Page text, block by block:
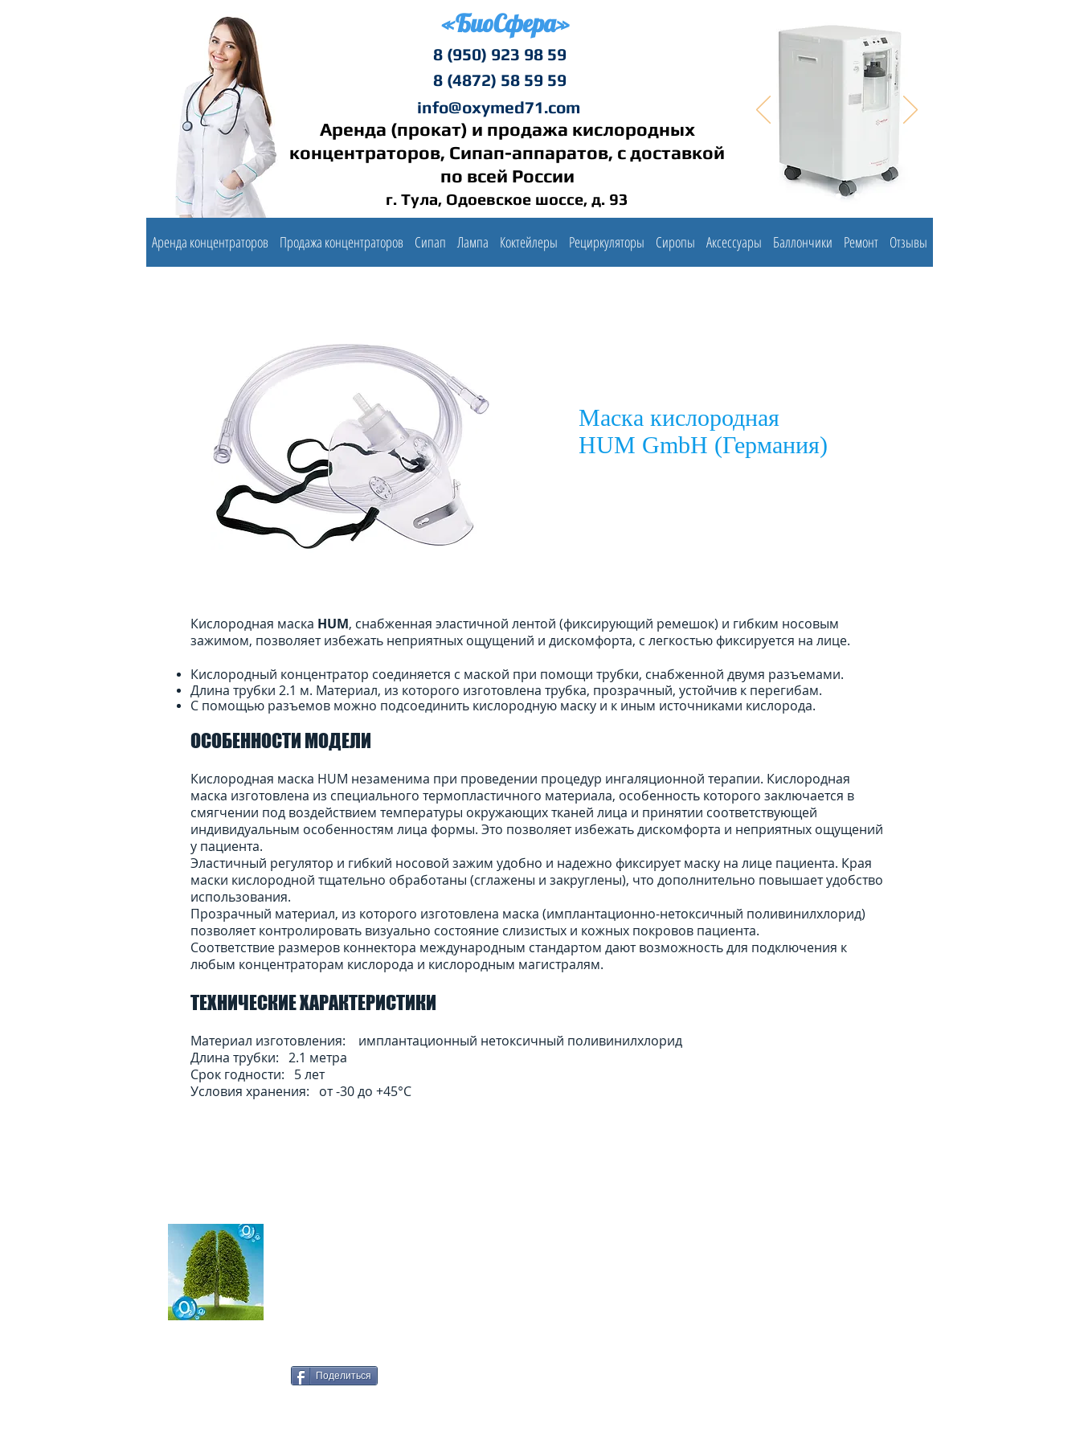
«БиоСфера»
8 (4872) 58 59 59
info@oxymed71.com
г. Тула, Одоевское шоссе, д. 93
Аренда (прокат) и продажа кислородных
концентраторов, Сипап-аппаратов, с доставкой
по всей России
8 (950) 923 98 59
Аренда концентраторов Продажа концентраторов Сипап Лампа Коктейлеры Рециркуляторы Сиропы Аксессуары Баллончики Ремонт Отзывы
Маска кислородная
HUM GmbH (Германия)
Кислородная маска HUM, снабженная эластичной лентой (фиксирующий ремешок) и гибким носовым
зажимом, позволяет избежать неприятных ощущений и дискомфорта, с легкостью фиксируется на лице.
Кислородный концентратор соединяется с маской при помощи трубки, снабженной двумя разъемами.
Длина трубки 2.1 м. Материал, из которого изготовлена трубка, прозрачный, устойчив к перегибам.
С помощью разъемов можно подсоединить кислородную маску и к иным источниками кислорода.
ОСОБЕННОСТИ МОДЕЛИ
Кислородная маска HUM незаменима при проведении процедур ингаляционной терапии. Кислородная
маска изготовлена из специального термопластичного материала, особенность которого заключается в
смягчении под воздействием температуры окружающих тканей лица и принятии соответствующей
индивидуальным особенностям лица формы. Это позволяет избежать дискомфорта и неприятных ощущений
у пациента.
Эластичный регулятор и гибкий носовой зажим удобно и надежно фиксирует маску на лице пациента. Края
маски кислородной тщательно обработаны (сглажены и закруглены), что дополнительно повышает удобство
использования.
Прозрачный материал, из которого изготовлена маска (имплантационно-нетоксичный поливинилхлорид)
позволяет контролировать визуально состояние слизистых и кожных покровов пациента.
Соответствие размеров коннектора международным стандартом дают возможность для подключения к
любым концентраторам кислорода и кислородным магистралям.
ТЕХНИЧЕСКИЕ ХАРАКТЕРИСТИКИ
Материал изготовления: имплантационный нетоксичный поливинилхлорид
Длина трубки: 2.1 метра
Срок годности: 5 лет
Условия хранения: от -30 до +45°С
Поделиться